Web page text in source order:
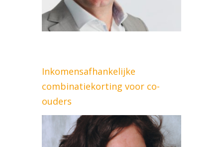
Inkomensafhankelijke
combinatiekorting voor co-
ouders